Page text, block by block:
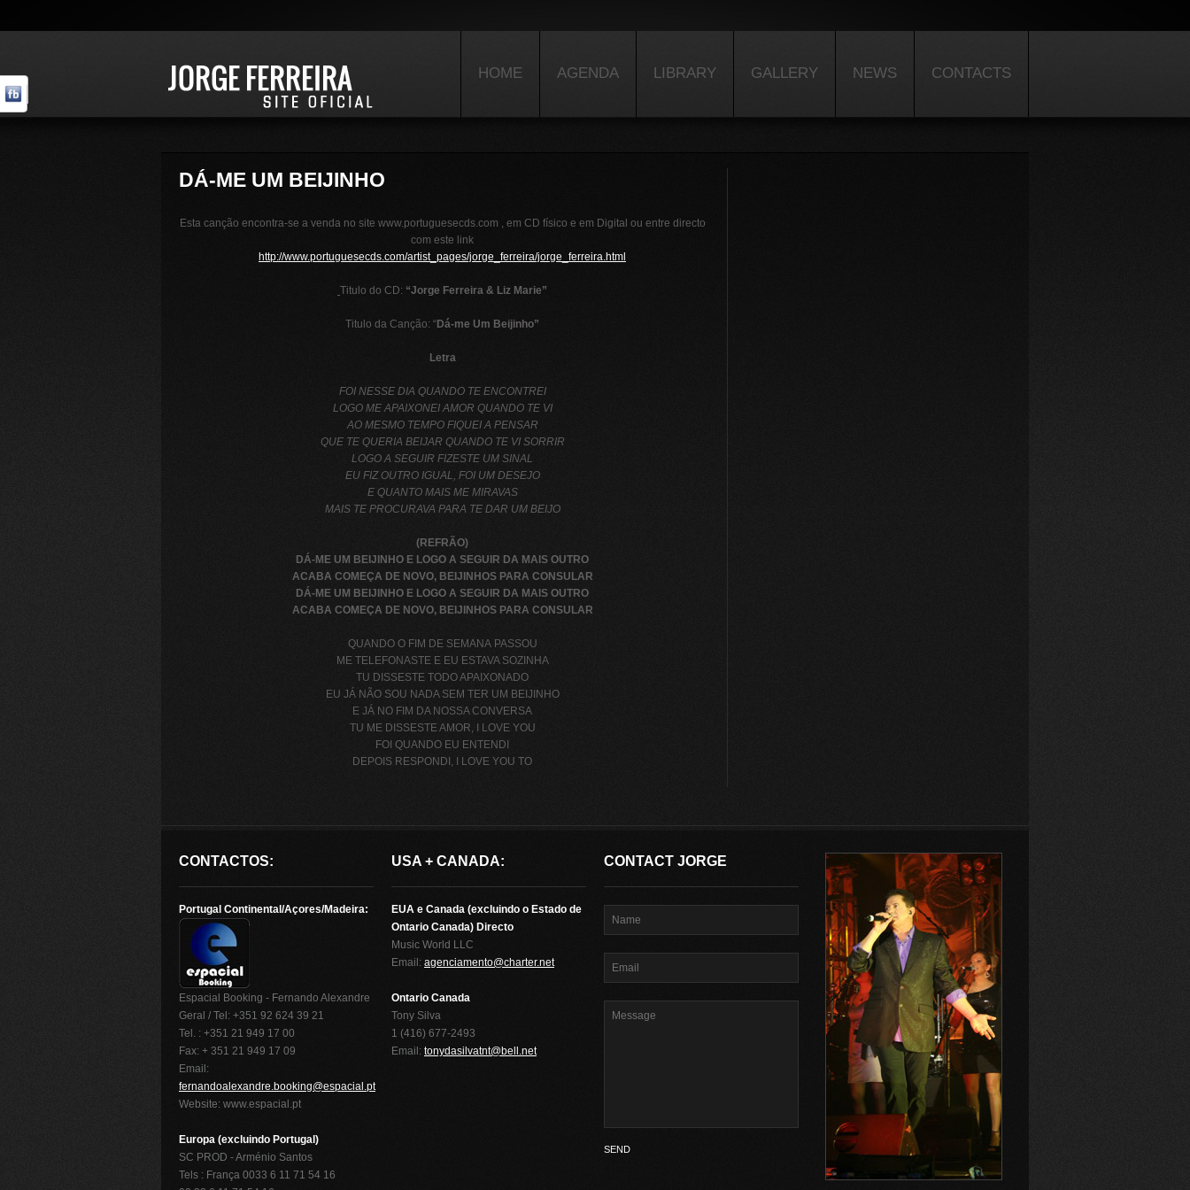
HOME AGENDA LIBRARY GALLERY NEWS CONTACTS
DÁ-ME UM BEIJINHO
Esta canção encontra-se a venda no site www.portuguesecds.com , em CD físico e em Digital ou entre directo
com este link
http://www.portuguesecds.com/artist_pages/jorge_ferreira/jorge_ferreira.html
Titulo do CD: “Jorge Ferreira & Liz Marie”
Titulo da Canção: “Dá-me Um Beijinho”
Letra
FOI NESSE DIA QUANDO TE ENCONTREI
LOGO ME APAIXONEI AMOR QUANDO TE VI
AO MESMO TEMPO FIQUEI A PENSAR
QUE TE QUERIA BEIJAR QUANDO TE VI SORRIR
LOGO A SEGUIR FIZESTE UM SINAL
EU FIZ OUTRO IGUAL, FOI UM DESEJO
E QUANTO MAIS ME MIRAVAS
MAIS TE PROCURAVA PARA TE DAR UM BEIJO
(REFRÃO)
DÁ-ME UM BEIJINHO E LOGO A SEGUIR DA MAIS OUTRO
ACABA COMEÇA DE NOVO, BEIJINHOS PARA CONSULAR
DÁ-ME UM BEIJINHO E LOGO A SEGUIR DA MAIS OUTRO
ACABA COMEÇA DE NOVO, BEIJINHOS PARA CONSULAR
QUANDO O FIM DE SEMANA PASSOU
ME TELEFONASTE E EU ESTAVA SOZINHA
TU DISSESTE TODO APAIXONADO
EU JÁ NÃO SOU NADA SEM TER UM BEIJINHO
E JÁ NO FIM DA NOSSA CONVERSA
TU ME DISSESTE AMOR, I LOVE YOU
FOI QUANDO EU ENTENDI
DEPOIS RESPONDI, I LOVE YOU TO
CONTACTOS:
Portugal Continental/Açores/Madeira:
Espacial Booking - Fernando Alexandre
Geral / Tel: +351 92 624 39 21
Tel. : +351 21 949 17 00
Fax: + 351 21 949 17 09
Email:
fernandoalexandre.booking@espacial.pt
Website: www.espacial.pt
Europa (excluindo Portugal)
SC PROD - Arménio Santos
Tels : França 0033 6 11 71 54 16
USA + CANADA:
EUA e Canada (excluindo o Estado de
Ontario Canada) Directo
Music World LLC
Email: agenciamento@charter.net
Ontario Canada
Tony Silva
1 (416) 677-2493
Email: tonydasilvatnt@bell.net
CONTACT JORGE